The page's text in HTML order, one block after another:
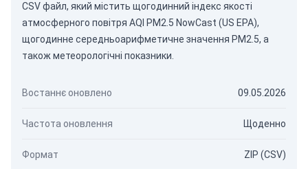
CSV файл, який містить щогодинний індекс якості
атмосферного повітря AQI PM2.5 NowCast (US EPA),
щогодинне середньоарифметичне значення PM2.5, а
також метеорологічні показники.
Востаннє оновлено 09.05.2026
Частота оновлення Щоденно
Формат ZIP (CSV)